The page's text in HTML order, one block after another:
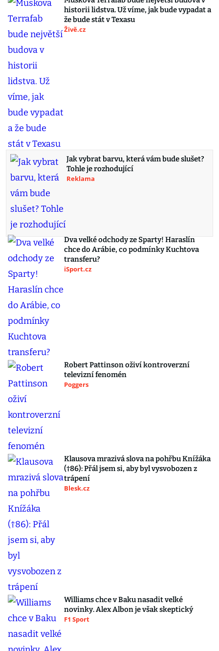
historii lidstva. Už víme, jak bude vypadat a
že bude stát v Texasu
Živě.cz
Jak vybrat barvu, která vám bude slušet?
Tohle je rozhodující
Reklama
Dva velké odchody ze Sparty! Haraslín
chce do Arábie, co podmínky Kuchtova
transferu?
iSport.cz
Robert Pattinson oživí kontroverzní
televizní fenomén
Poggers
Klausova mrazivá slova na pohřbu Knížáka
(†86): Přál jsem si, aby byl vysvobozen z
trápení
Blesk.cz
Williams chce v Baku nasadit velké
novinky. Alex Albon je však skeptický
F1 Sport